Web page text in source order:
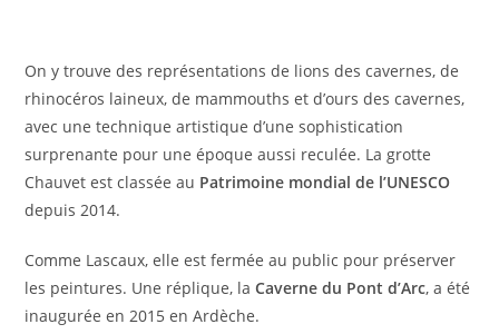
On y trouve des représentations de lions des cavernes, de
rhinocéros laineux, de mammouths et d’ours des cavernes,
avec une technique artistique d’une sophistication
surprenante pour une époque aussi reculée. La grotte
Chauvet est classée au Patrimoine mondial de l’UNESCO
depuis 2014.
Comme Lascaux, elle est fermée au public pour préserver
les peintures. Une réplique, laCaverne du Pont d’Arc, a été
inaugurée en 2015 en Ardèche.